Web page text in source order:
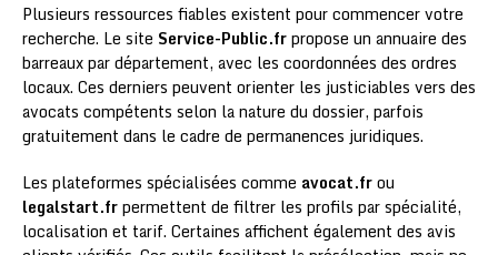
Plusieurs ressources fiables existent pour commencer votre
recherche. Le site Service-Public.frpropose un annuaire des
barreaux par département, avec les coordonnées des ordres
locaux. Ces derniers peuvent orienter les justiciables vers des
avocats compétents selon la nature du dossier, parfois
gratuitement dans le cadre de permanences juridiques.
Les plateformes spécialisées comme avocat.frou
legalstart.frpermettent de filtrer les profils par spécialité,
localisation et tarif. Certaines affichent également des avis